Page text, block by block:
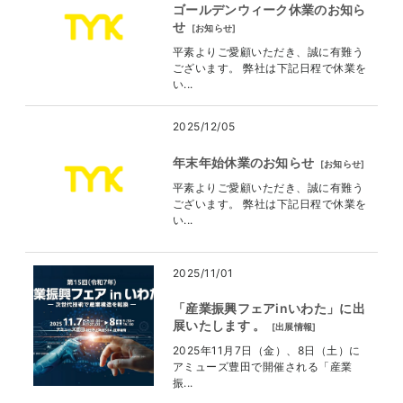
ゴールデンウィーク休業のお知ら
せ
[お知らせ]
平素よりご愛顧いただき、誠に有難う
ございます。 弊社は下記日程で休業を
い...
2025/12/05
年末年始休業のお知らせ [お知らせ]
平素よりご愛顧いただき、誠に有難う
ございます。 弊社は下記日程で休業を
い...
2025/11/01
「産業振興フェアinいわた」に出
展いたします 。
[出展情報]
2025年11月7日（金）、8日（土）に
アミューズ豊田で開催される「産業
振...